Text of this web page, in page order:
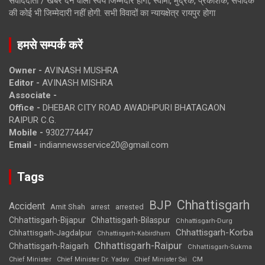
की कोई भी जिम्मेदारी नहीं होगी. सभी विवादों का न्यायक्षेत्र रायपुर होगा
हमसे सम्पर्क करें
Owner - AVINASH MUSHRA
Editor - AVINASH MISHRA
Associate -
Office - DHEBAR CITY ROAD AWADHPURI BHATAGAON
RAIPUR C.G.
Mobile - 9302774447
Email - indiannewsservice20@gmail.com
Tags
Accident Amit Shah arrest arrested BJP Chhattisgarh
Chhattisgarh-Bijapur Chhattisgarh-Bilaspur Chhattisgarh-Durg
Chhattisgarh-Jagdalpur Chhattisgarh-Kabirdham Chhattisgarh-Korba
Chhattisgarh-Raigarh Chhattisgarh-Raipur
Chhattisgarh-Sukma
Chief Minister
Chief Minister Dr. Yadav Chief Minister Sai CM